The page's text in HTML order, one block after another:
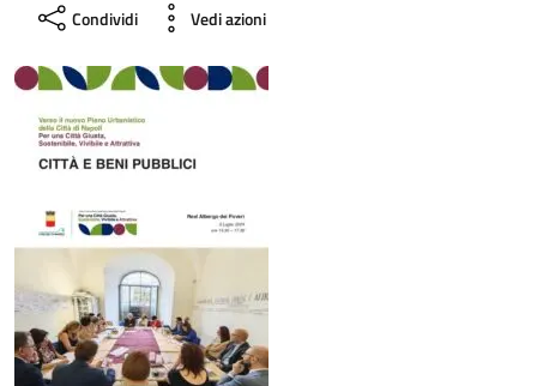
Condividi Vedi azioni